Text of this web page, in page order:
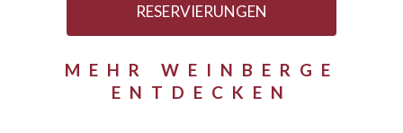
RESERVIERUNGEN
MEHR WEINBERGE
ENTDECKEN